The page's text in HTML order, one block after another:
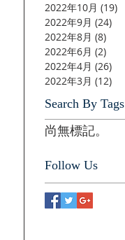
2022年10月 (19)
2022年9月 (24)
2022年8月 (8)
2022年6月 (2)
2022年4月 (26)
2022年3月 (12)
Search By Tags
尚無標記。
Follow Us